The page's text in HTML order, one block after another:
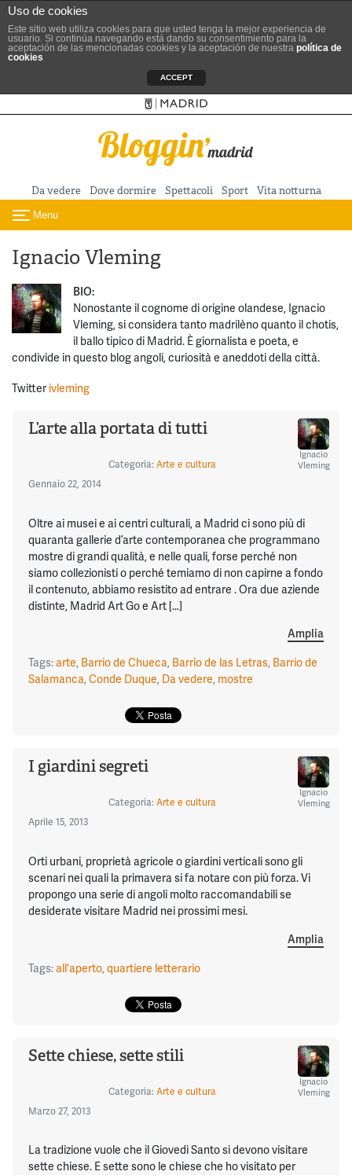
Uso de cookies
Este sitio web utiliza cookies para que usted tenga la mejor experiencia de
usuario. Si continúa navegando está dando su consentimiento para la
aceptación de las mencionadas cookies y la aceptación de nuestra política de
cookies
ACCEPT
Vai al contenuto principale
Da vedere Dove dormire Spettacoli Sport Vita notturna
Toggle navigation
Menu
Ignacio Vleming
BIO:
Nonostante il cognome di origine olandese, Ignacio
Vleming, si considera tanto madrilèno quanto il chotis,
il ballo tipico di Madrid. È giornalista e poeta, e
condivide in questo blog angoli, curiosità e aneddoti della città.
Twitter ivleming
L’arte alla portata di tutti
Ignacio
Vleming
Categoria: Arte e cultura
Gennaio 22, 2014
Oltre ai musei e ai centri culturali, a Madrid ci sono più di
quaranta gallerie d’arte contemporanea che programmano
mostre di grandi qualità, e nelle quali, forse perché non
siamo collezionisti o perché temiamo di non capirne a fondo
il contenuto, abbiamo resistito ad entrare . Ora due aziende
distinte, Madrid Art Go e Art […]
Amplia
Tags:arte, Barrio de Chueca, Barrio de las Letras, Barrio de
Salamanca, Conde Duque, Da vedere, mostre
I giardini segreti
Ignacio
Vleming
Categoria: Arte e cultura
Aprile 15, 2013
Orti urbani, proprietà agricole o giardini verticali sono gli
scenari nei quali la primavera si fa notare con più forza. Vi
propongo una serie di angoli molto raccomandabili se
desiderate visitare Madrid nei prossimi mesi.
Amplia
Tags:all'aperto, quartiere letterario
Sette chiese, sette stili
Ignacio
Vleming
Categoria: Arte e cultura
Marzo 27, 2013
La tradizione vuole che il Giovedì Santo si devono visitare
sette chiese. E sette sono le chiese che ho visitato per